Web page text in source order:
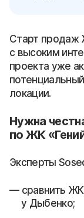
Старт продаж
с высоким
проекта уже
локации.
Нужна
по ЖК
Эксперты
сравнить
у Дыбенко;